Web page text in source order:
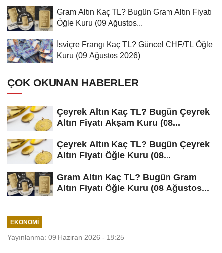
Gram Altın Kaç TL? Bugün Gram Altın Fiyatı
Öğle Kuru (09 Ağustos...
İsviçre Frangı Kaç TL? Güncel CHF/TL Öğle
Kuru (09 Ağustos 2026)
ÇOK OKUNAN HABERLER
Çeyrek Altın Kaç TL? Bugün Çeyrek
Altın Fiyatı Akşam Kuru (08...
Çeyrek Altın Kaç TL? Bugün Çeyrek
Altın Fiyatı Öğle Kuru (08...
Gram Altın Kaç TL? Bugün Gram
Altın Fiyatı Öğle Kuru (08 Ağustos...
EKONOMI
Yayınlanma: 09 Haziran 2026 - 18:25